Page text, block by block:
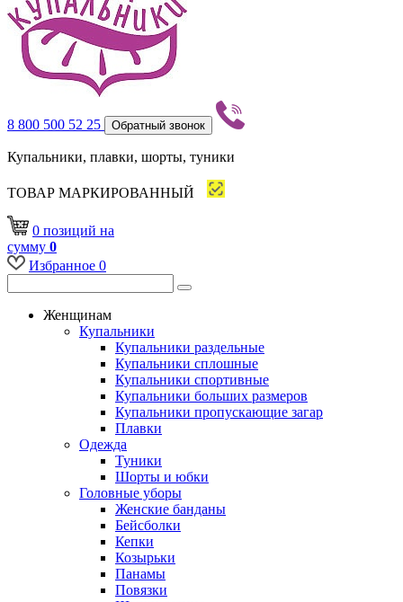
8 800 500 52 25 Обратный звонок
Купальники, плавки, шорты, туники
ТОВАР МАРКИРОВАННЫЙ
0 позиций на
сумму 0
Избранное 0
Женщинам
Купальники
Купальники раздельные
Купальники сплошные
Купальники спортивные
Купальники больших размеров
Купальники пропускающие загар
Плавки
Одежда
Туники
Шорты и юбки
Головные уборы
Женские банданы
Бейсболки
Кепки
Козырьки
Панамы
Повязки